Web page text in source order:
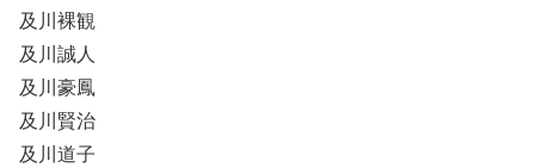
及川裸観
及川誠人
及川豪鳳
及川賢治
及川道子